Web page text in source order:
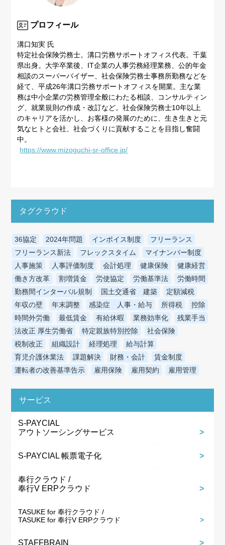
プロフィール
溝口知実 氏
特定社会保険労務士。溝口労務サポートオフィス代表。千葉
県出身。大学卒業後、IT企業の人事労務経理業務、公的年金
相談のスーパーバイザー、社会保険労務士事務所勤務などを
経て、平成26年溝口労務サポートオフィスを開業。主な業
務は中小企業の労務管理全般にわたる相談、コンサルティン
グ、就業規則の作成・改訂など。社会保険労務士10年以上
のキャリアを活かし、お客様の発展のために、生き生きと元
気なヒトと会社、社会づくりに貢献することを目指し奮闘
中。
https://www.mizoguchi-sr-office.jp/
タグクラウド
36協定 2024年問題 インボイス制度
フリーランス
フリーランス新法
フレックスタイム
マイナンバー制度
人事施策
人事評価制度 会計処理 健康保険
健康経営
働き方改革
割増賃金 労使協定 労働基準法
労働時間
勤務間インターバル規制
国土交通省 建築
定額減税
年収の壁
年末調整 感染症 人事・給与 所得税
控除
時間外労働
最低賃金 有給休暇 業務効率化
残業手当
法改正 厚生労働省
特定親族特別控除
社会保険
税制改正
組織設計 経理処理
給与計算
育児介護休業法
課題解決 財務・会計
賃金制度
運転者の改善基準告示
雇用保険 雇用契約 雇用管理
サービス
S-PAYCIAL
アウトソーシングサービス
S-PAYCIAL 帳票電子化
奉行クラウド /
奉行V ERPクラウド
TASUKE for 奉行クラウド /
TASUKE for 奉行V ERPクラウド
STAFFBRAIN